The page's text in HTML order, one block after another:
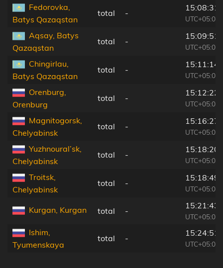
Fedorovka,
Batys Qazaqstan
total -
15:08:31
UTC+05:00
Aqsay, Batys
Qazaqstan
total -
15:09:51
UTC+05:00
Chingirlau,
Batys Qazaqstan
total -
15:11:14
UTC+05:00
Orenburg,
Orenburg
total -
15:12:22
UTC+05:00
Magnitogorsk,
Chelyabinsk
total -
15:16:27
UTC+05:00
Yuzhnoural’sk,
Chelyabinsk
total -
15:18:20
UTC+05:00
Troitsk,
Chelyabinsk
total -
15:18:49
UTC+05:00
Kurgan, Kurgan total -
15:21:43
UTC+05:00
Ishim,
Tyumenskaya
total -
15:24:51
UTC+05:00